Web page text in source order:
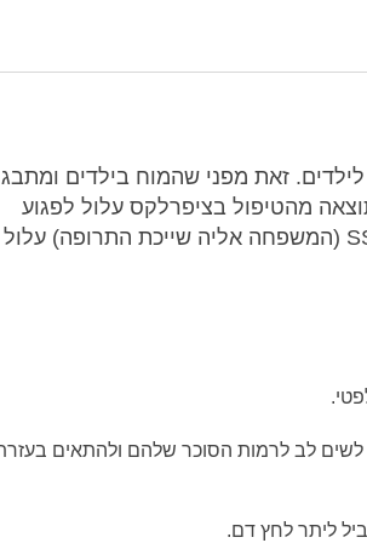
מגיל 18 ומעלה ואינה ניתנת לילדים. זאת מפני שהמוח בילדים
מהטיפול בציפרלקס עלול לפגוע
בהתפתחות המוחית. בנוסף, נמצא שטיפול בתרופות ממשפחת ה-SSRIs (המשפחה אליה שייכת התרופה) עלול
לשים לב לרמות הסוכר שלהם ולהתאים
ליתר לחץ דם.